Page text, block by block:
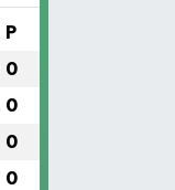
P
0
0
0
0